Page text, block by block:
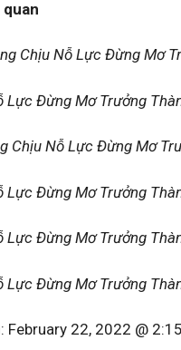
Chịu Nỗ Lực Đừng Mơ
Lực Đừng Mơ Trưởng
Chịu Nỗ Lực Đừng Mơ
Lực Đừng Mơ Trưởng
Lực Đừng Mơ Trưởng
Lực Đừng Mơ Trưởng
February 22, 2022 @